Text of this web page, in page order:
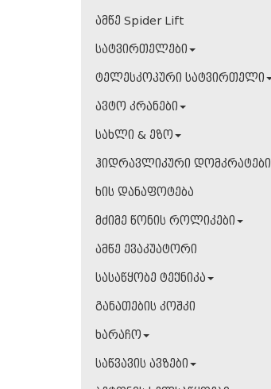
ამწე Spider Lift
სატვირთელები
ტელესკოპური სატვირთელი
ავტო კრანები
სახლი & ეზო
ჰიდრავლიკური დომკრატები
ხის დანაფოტება
მძიმე წონის როლიკები
ამწე ევაკუატორი
სასაწყობე ტექნიკა
განათების კოშკი
ხარაჩო
საწვავის ავზები